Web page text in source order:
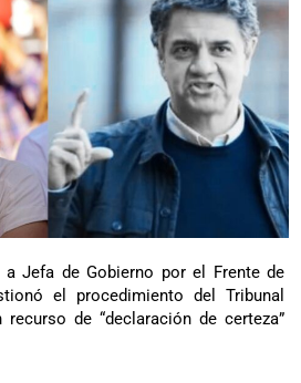
a Jefa de Gobierno por el Frente de
el procedimiento del Tribunal
de “declaración de certeza”